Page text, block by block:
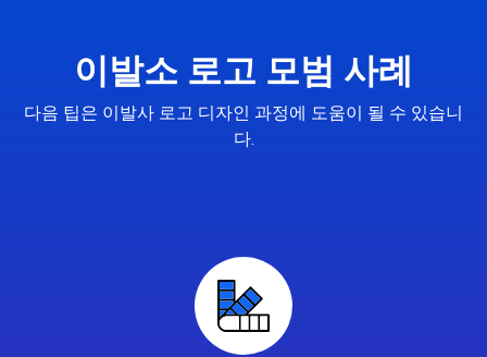
이발소 로고 모범 사례
다음 팁은 이발사 로고 디자인 과정에 도움이 될 수 있습니
다.